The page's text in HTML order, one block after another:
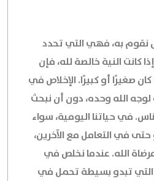
به، فهي التي تحدد
كانت النية خالصة لله، فإن
صغيرًا أو كبيرًا. الإخلاص في
الله وحده، دون أن نبحث
في حياتنا اليومية، سواء
في التعامل مع الآخرين،
الله. عندما نخلص في
التي تبدو بسيطة تحمل في